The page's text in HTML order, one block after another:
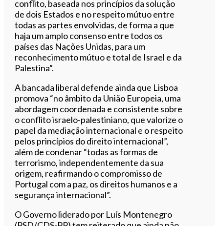
conflito, baseada nos princípios da solução
de dois Estados e no respeito mútuo entre
todas as partes envolvidas, de forma a que
haja um amplo consenso entre todos os
países das Nações Unidas, para um
reconhecimento mútuo e total de Israel e da
Palestina”.
A bancada liberal defende ainda que Lisboa
promova “no âmbito da União Europeia, uma
abordagem coordenada e consistente sobre
o conflito israelo-palestiniano, que valorize o
papel da mediação internacional e o respeito
pelos princípios do direito internacional”,
além de condenar “todas as formas de
terrorismo, independentemente da sua
origem, reafirmando o compromisso de
Portugal com a paz, os direitos humanos e a
segurança internacional”.
O Governo liderado por Luís Montenegro